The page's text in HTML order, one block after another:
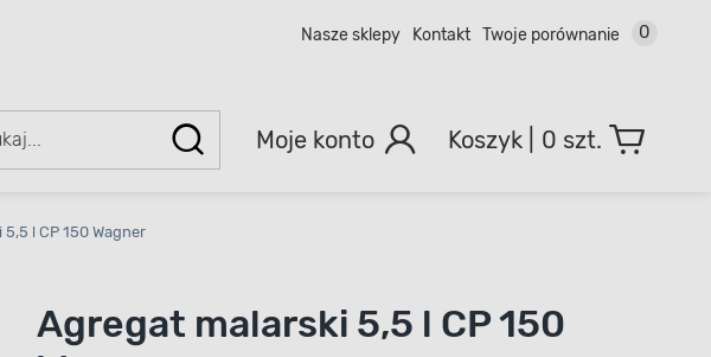
Nasze sklepy Kontakt Twoje porównanie 0
Moje konto 0 szt.
l CP 150 Wagner
Agregat malarski 5,5 l CP 150